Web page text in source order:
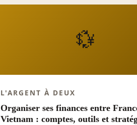
💱
L'ARGENT À DEUX
Organiser ses finances entre
Vietnam : comptes, outils et